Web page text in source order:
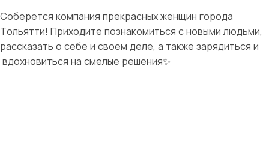
Соберется компания прекрасных женщин города
Тольятти! Приходите познакомиться с новыми людьми,
рассказать о себе и своем деле, а также зарядиться и
вдохновиться на смелые решения✨